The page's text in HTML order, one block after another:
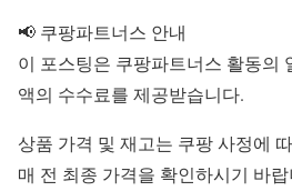
📢 쿠팡파트너스 안내
이 포스팅은 쿠팡파트너스 활동의
액의 수수료를 제공받습니다.
상품 가격 및 재고는 쿠팡 사정에
매 전 최종 가격을 확인하시기 바